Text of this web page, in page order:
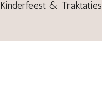
Kinderfeest & Traktaties